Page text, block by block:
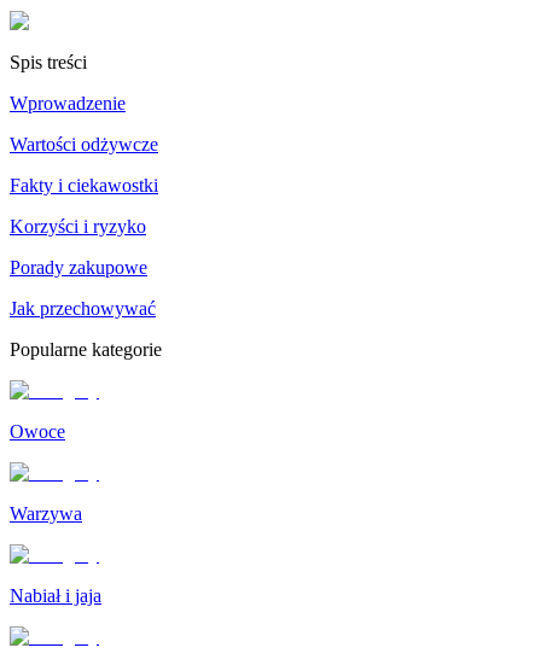
Spis treści
Wprowadzenie
Wartości odżywcze
Fakty i ciekawostki
Korzyści i ryzyko
Porady zakupowe
Jak przechowywać
Popularne kategorie
Owoce
Warzywa
Nabiał i jaja